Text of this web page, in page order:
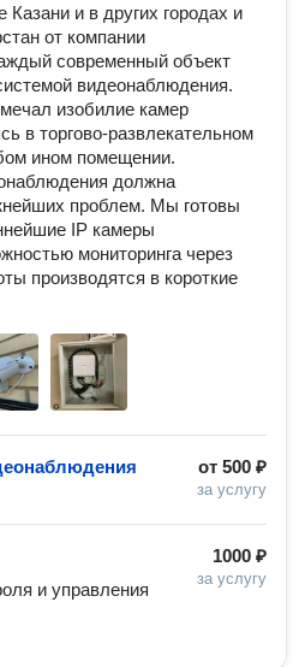
и в других городах и
от компании
современный объект
видеонаблюдения.
изобилие камер
в торгово-развлекательном
ином помещении.
должна
проблем. Мы готовы
IP камеры
мониторинга через
производятся в короткие
от 500 ₽
за услугу
1000 ₽
за услугу
и управления